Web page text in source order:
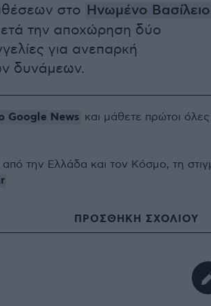
στο Ηνωμένο Βασίλειο
την αποχώρηση δύο
για ανεπαρκή
δυνάμεων.
Google News και μάθετε πρώτοι όλες
από την Ελλάδα και τον Κόσμο, τη
ΠΡΟΣΘΗΚΗ ΣΧΟΛΙΟΥ